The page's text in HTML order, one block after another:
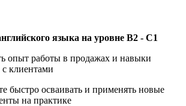
языка на уровне B2 - С1
опыт работы в продажах и навыки
клиентами
быстро осваивать и применять новые
на практике